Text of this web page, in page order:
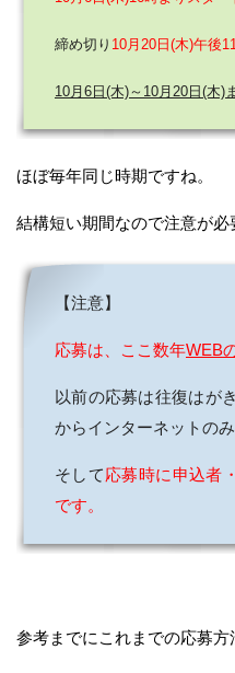
締め切り 10月20日(木)午後
10月6日(木)～10月20日(木)
ほぼ毎年同じ時期ですね。
結構短い期間なので注意が必
【注意】
応募は、ここ数年WEB
以前の応募は往復はが
からインターネットの
そして応募時に申込者
です。
参考までにこれまでの応募方